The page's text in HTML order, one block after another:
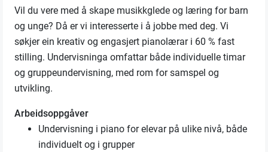
Vil du vere med å skape musikkglede og læring for barn
og unge? Då er vi interesserte i å jobbe med deg. Vi
søkjer ein kreativ og engasjert pianolærar i 60 % fast
stilling. Undervisninga omfattar både individuelle timar
og gruppeundervisning, med rom for samspel og
utvikling.
Arbeidsoppgåver
Undervisning i piano for elevar på ulike nivå, både
individuelt og i grupper